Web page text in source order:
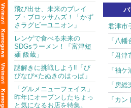
飛び出せ、未来のブレイ
ブ・ブロッサムズ！「かず
さラグビーユニオン」
レンゲで食べる未来の
SDGsラーメン！「富津短
麺 飯蔵」
謎解きに挑戦しよう‼「び
びなび×たぬきのはっぱ」
「グルメニューフェイス」
昨年にオープンしたちょっ
と気になるお店を特集。
君津市
「八
「君
「袖
「房
「カ